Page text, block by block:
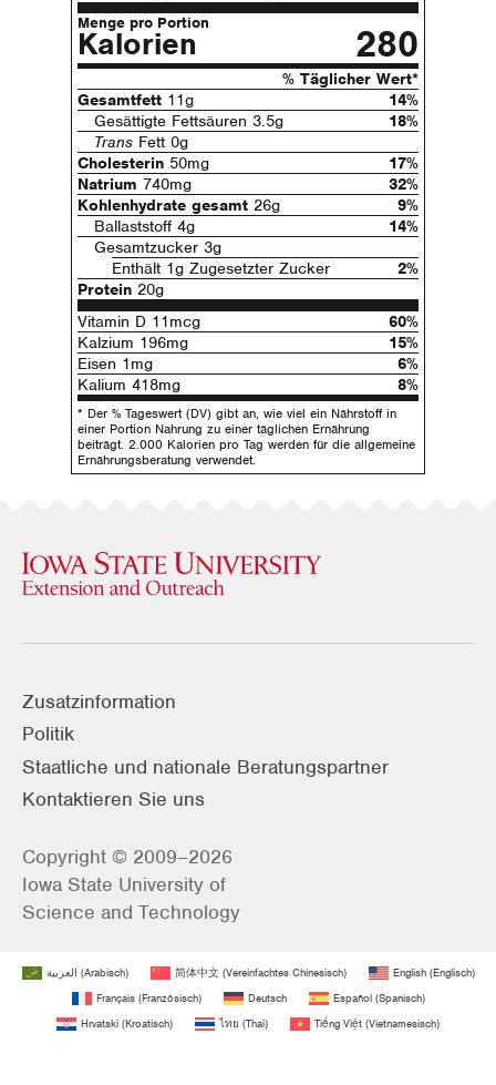
Menge pro Portion
Kalorien 280
% Täglicher Wert*
Gesamtfett 11g
14%
Gesättigte Fettsäuren 3.5g
18%
Trans Fett 0g
Cholesterin 50mg
17%
Natrium 740mg
32%
Kohlenhydrate gesamt 26g
9%
Ballaststoff 4g
14%
Gesamtzucker 3g
Enthält 1g Zugesetzter Zucker
2%
Protein 20g
Vitamin D 11mcg
60%
Kalzium 196mg
15%
Eisen 1mg
6%
Kalium 418mg
8%
* Der % Tageswert (DV) gibt an, wie viel ein Nährstoff in
einer Portion Nahrung zu einer täglichen Ernährung
beiträgt. 2.000 Kalorien pro Tag werden für die allgemeine
Ernährungsberatung verwendet.
Zusatzinformation
Politik
Staatliche und nationale Beratungspartner
Kontaktieren Sie uns
Copyright © 2009–2026
Iowa State University of
Science and Technology
العربية (Arabisch) 简体中文(Vereinfachtes Chinesisch) English(Englisch)
Français(Französisch) Deutsch Español(Spanisch)
Hrvatski (Kroatisch) ไทย (Thai) Tiếng Việt (Vietnamesisch)